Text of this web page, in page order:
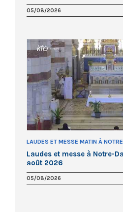
05/08/2026
LAUDES ET MESSE MATIN À
Laudes et messe à Notre-
août 2026
05/08/2026